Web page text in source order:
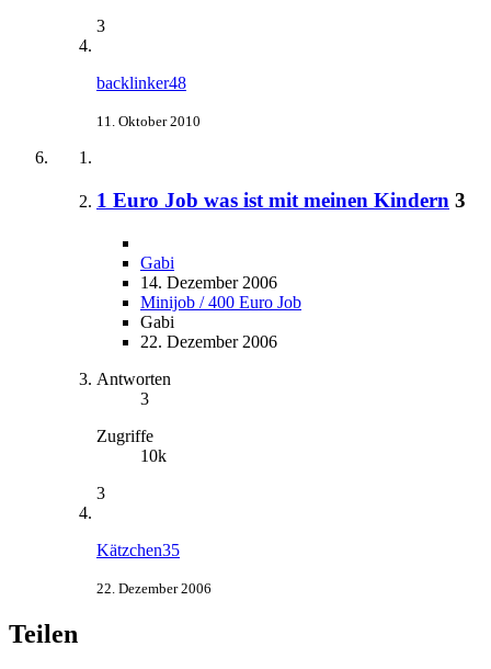
3
backlinker48
11. Oktober 2010
1 Euro Job was ist mit meinen Kindern 3
Gabi
14. Dezember 2006
Minijob / 400 Euro Job
Gabi
22. Dezember 2006
Antworten
3
Zugriffe
10k
3
Kätzchen35
22. Dezember 2006
Teilen